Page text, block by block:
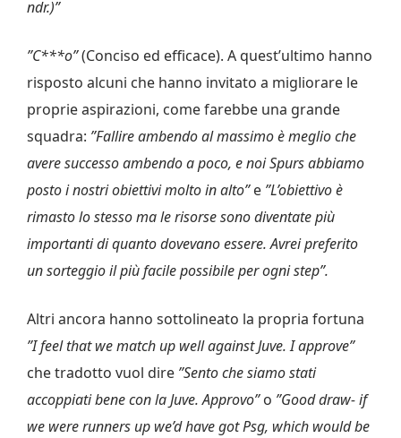
ndr.)”
”C***o”(Conciso ed efficace). A quest’ultimo hanno
risposto alcuni che hanno invitato a migliorare le
proprie aspirazioni, come farebbe una grande
squadra: ”Fallire ambendo al massimo è meglio che
avere successo ambendo a poco, e noi Spurs abbiamo
posto i nostri obiettivi molto in alto”e ”L’obiettivo è
rimasto lo stesso ma le risorse sono diventate più
importanti di quanto dovevano essere. Avrei preferito
un sorteggio il più facile possibile per ogni step”.
Altri ancora hanno sottolineato la propria fortuna
”I feel that we match up well against Juve. I approve”
che tradotto vuol dire ”Sento che siamo stati
accoppiati bene con la Juve. Approvo”o ”Good draw- if
we were runners up we’d have got Psg, which would be